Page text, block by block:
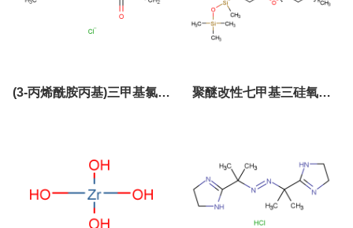
(3-丙烯酰胺丙基)三甲基氯化 聚醚改性七甲基三硅氧烷